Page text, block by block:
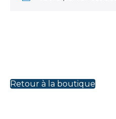
Retour à la boutique